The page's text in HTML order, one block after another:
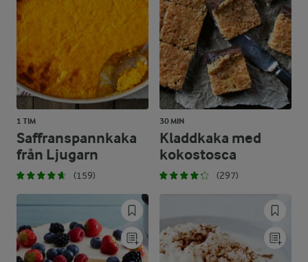
1 TIM
Saffranspannkaka
från Ljugarn
(159)
30 MIN
Kladdkaka med
kokostosca
(297)